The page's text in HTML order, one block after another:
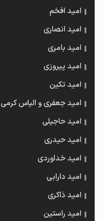
امید افخم
امید انصاری
امید بامری
امید پیروزی
امید تکین
امید جعفری و الیاس کرمی
امید حاجیلی
امید حیدری
امید خداوردی
امید دارابی
امید ذاکری
امید راستین